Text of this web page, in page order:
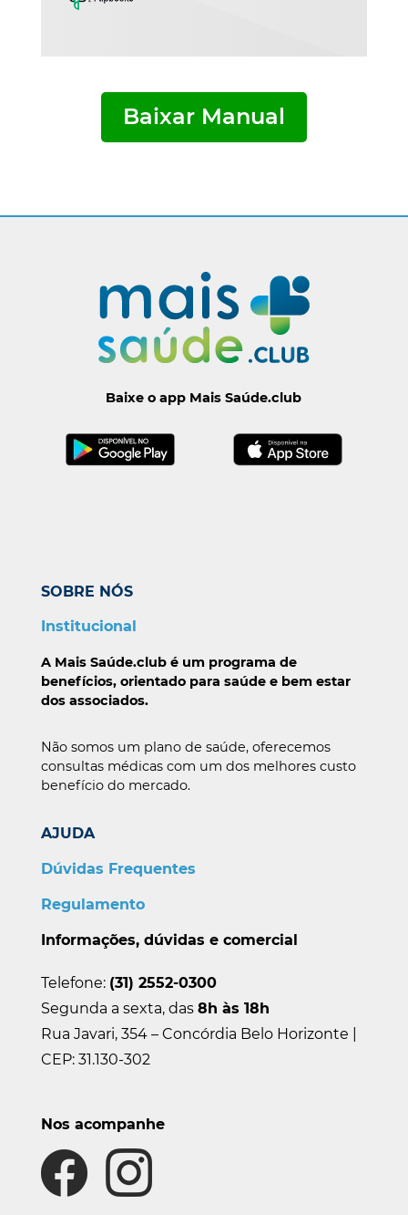
Baixar Manual
Baixe o app Mais Saúde.club
SOBRE NÓS
Institucional
A Mais Saúde.club é um programa de
benefícios, orientado para saúde e bem estar
dos associados.
Não somos um plano de saúde, oferecemos
consultas médicas com um dos melhores custo
benefício do mercado.
AJUDA
Dúvidas Frequentes
Regulamento
Informações, dúvidas e comercial
Telefone: (31) 2552-0300
Segunda a sexta, das 8h às 18h
Rua Javari, 354 – Concórdia Belo Horizonte |
CEP: 31.130-302
Nos acompanhe